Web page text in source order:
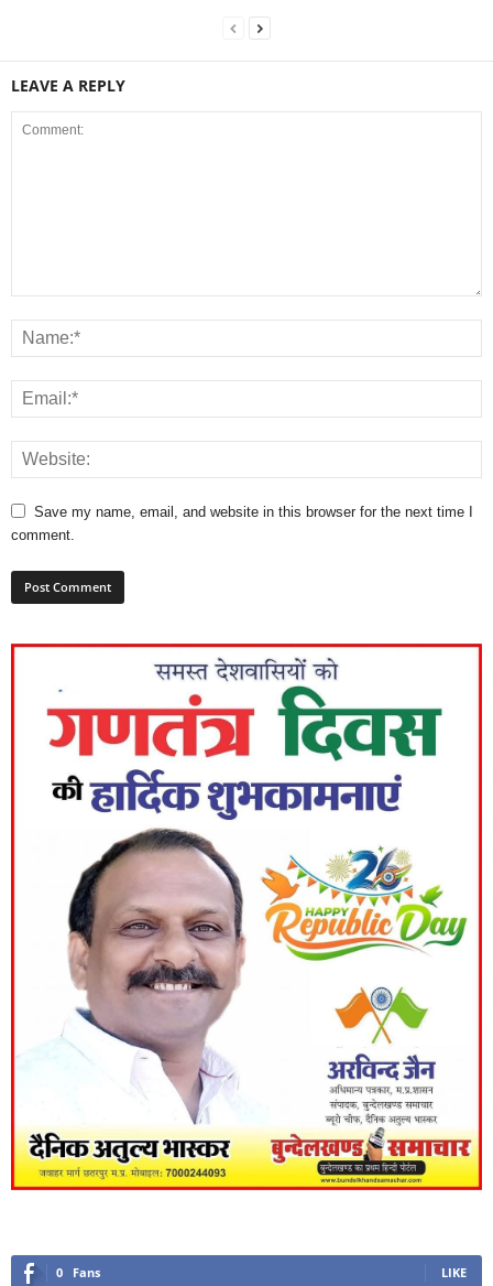
LEAVE A REPLY
Save my name, email, and website in this browser for the next time I
comment.
0 Fans LIKE